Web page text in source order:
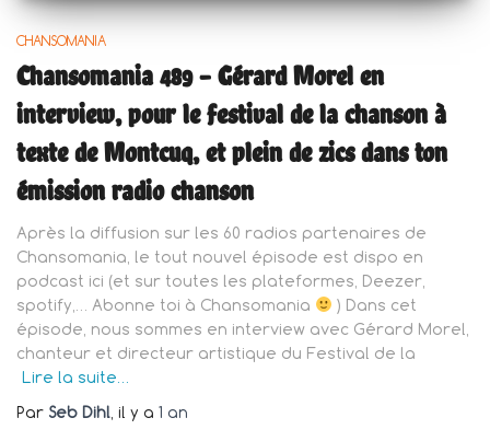
CHANSOMANIA
Chansomania 489 – Gérard Morel en
interview, pour le festival de la chanson à
texte de Montcuq, et plein de zics dans ton
émission radio chanson
Après la diffusion sur les 60 radios partenaires de
Chansomania, le tout nouvel épisode est dispo en
podcast ici (et sur toutes les plateformes, Deezer,
spotify,… Abonne toi à Chansomania
) Dans cet
épisode, nous sommes en interview avec Gérard Morel,
chanteur et directeur artistique du Festival de la
Lire la suite…
Par Seb Dihl, il y a 1 an